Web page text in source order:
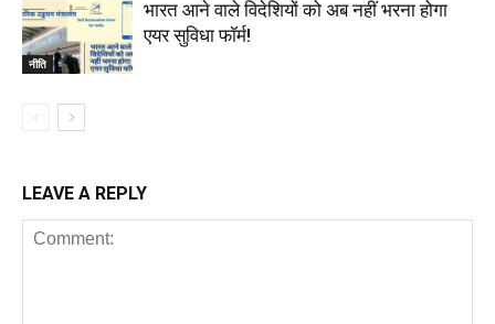
नीति
भारत आने वाले विदेशियों को अब नहीं भरना होगा
एयर सुविधा फॉर्म!
LEAVE A REPLY